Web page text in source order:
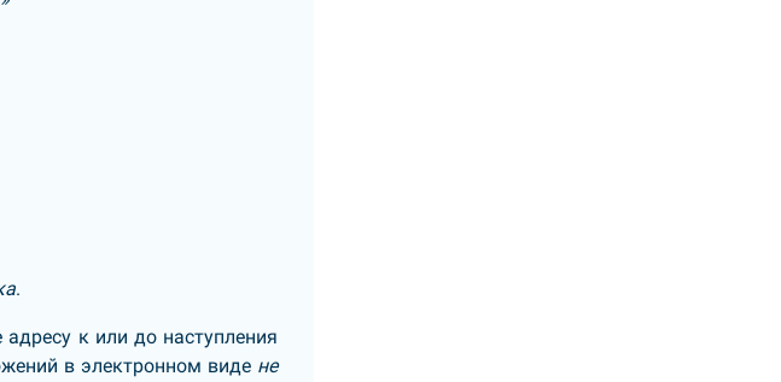
.
к или до наступления
в электронном виде не